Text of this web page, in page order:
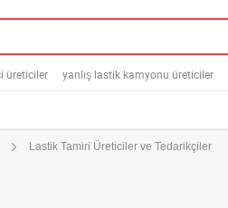
üreticiler yanlış lastik kamyonu üreticiler
Lastik Tamiri Üreticiler ve Tedarikçiler